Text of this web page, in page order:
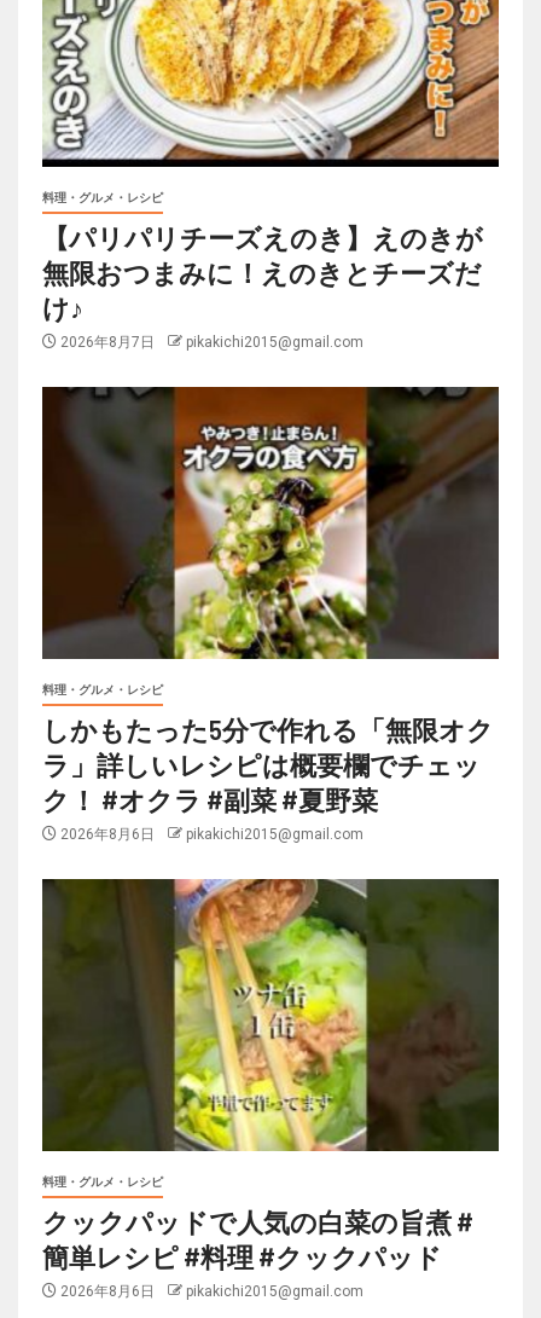
料理・グルメ・レシピ
【パリパリチーズえのき】えのきが
無限おつまみに！えのきとチーズだ
け♪
2026年8月7日 pikakichi2015@gmail.com
料理・グルメ・レシピ
しかもたった5分で作れる「無限オク
ラ」詳しいレシピは概要欄でチェッ
ク！ #オクラ #副菜 #夏野菜
2026年8月6日 pikakichi2015@gmail.com
料理・グルメ・レシピ
クックパッドで人気の白菜の旨煮 #
簡単レシピ #料理 #クックパッド
2026年8月6日 pikakichi2015@gmail.com